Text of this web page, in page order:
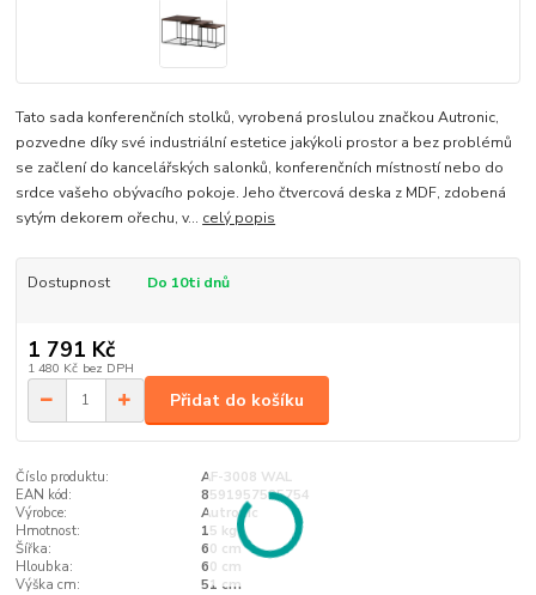
Tato sada konferenčních stolků, vyrobená proslulou značkou Autronic,
pozvedne díky své industriální estetice jakýkoli prostor a bez problémů
se začlení do kancelářských salonků, konferenčních místností nebo do
srdce vašeho obývacího pokoje. Jeho čtvercová deska z MDF, zdobená
sytým dekorem ořechu, v... celý popis
Dostupnost Do 10ti dnů
1 791 Kč
1 480 Kč bez DPH
Přidat do košíku
Číslo produktu:
AF-3008 WAL
EAN kód:
8591957585754
Výrobce:
Autronic
Hmotnost:
15 kg
Šířka:
60 cm
Hloubka:
60 cm
Výška cm:
51 cm